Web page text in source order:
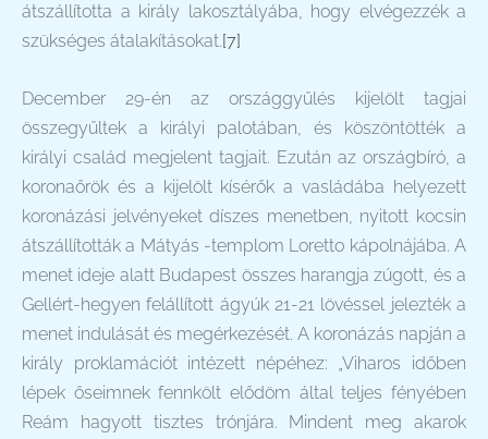
átszállította a király lakosztályába, hogy elvégezzék a
szükséges átalakításokat.[7]
December 29-én az országgyűlés kijelölt tagjai
összegyűltek a királyi palotában, és köszöntötték a
királyi család megjelent tagjait. Ezután az országbíró, a
koronaőrök és a kijelölt kísérők a vasládába helyezett
koronázási jelvényeket díszes menetben, nyitott kocsin
átszállították a Mátyás -templom Loretto kápolnájába. A
menet ideje alatt Budapest összes harangja zúgott, és a
Gellért-hegyen felállított ágyúk 21-21 lövéssel jelezték a
menet indulását és megérkezését. A koronázás napján a
király proklamációt intézett népéhez: „Viharos időben
lépek őseimnek fennkölt elődöm által teljes fényében
Reám hagyott tisztes trónjára. Mindent meg akarok